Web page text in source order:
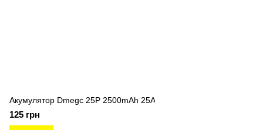
Акумулятор Dmegc 25P 2500mAh 25A
125 грн